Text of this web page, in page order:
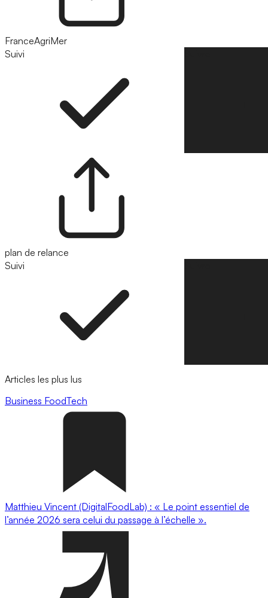
FranceAgriMer
Suivi
plan de relance
Suivi
Articles les plus lus
Business FoodTech
Matthieu Vincent (DigitalFoodLab) : « Le point essentiel de
l’année 2026 sera celui du passage à l’échelle ».